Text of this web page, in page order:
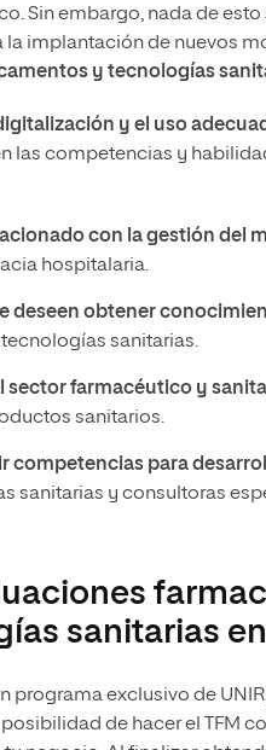
Sin embargo, nada de
la implantación de nuevos
y tecnologías
y el uso
las competencias y
con la gestión del
hospitalaria.
deseen obtener
sanitarias.
sector farmacéutico y
sanitarios.
competencias para
sanitarias y consultoras
sanitarias
programa exclusivo de
de hacer el TFM